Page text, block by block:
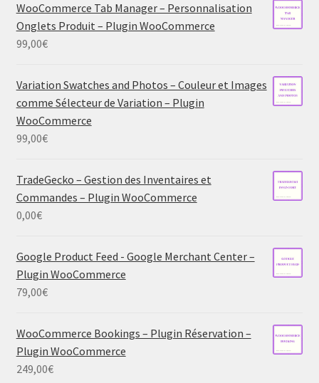
WooCommerce Tab Manager – Personnalisation
Onglets Produit – Plugin WooCommerce
99,00€
Variation Swatches and Photos – Couleur et Images
comme Sélecteur de Variation – Plugin
WooCommerce
99,00€
TradeGecko – Gestion des Inventaires et
Commandes – Plugin WooCommerce
0,00€
Google Product Feed - Google Merchant Center –
Plugin WooCommerce
79,00€
WooCommerce Bookings – Plugin Réservation –
Plugin WooCommerce
249,00€